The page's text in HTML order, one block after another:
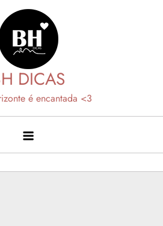
DICAS
é encantada <3